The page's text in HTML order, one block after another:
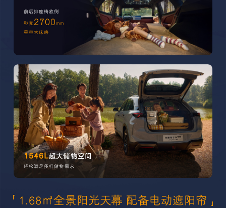
前后排座椅放倒
秒变 2700mm
星空大床房
1546L超大储物空间
轻松满足多样储物需求
1.68㎡全景阳光天幕 配备电动遮阳帘